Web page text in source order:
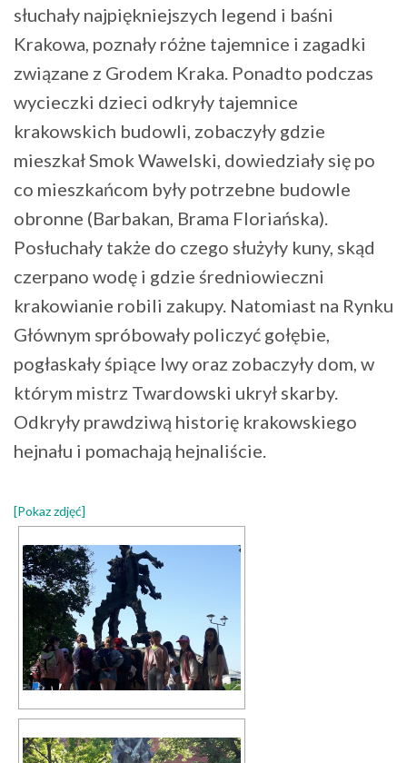
słuchały najpiękniejszych legend i baśni
Krakowa, poznały różne tajemnice i zagadki
związane z Grodem Kraka. Ponadto podczas
wycieczki dzieci odkryły tajemnice
krakowskich budowli, zobaczyły gdzie
mieszkał Smok Wawelski, dowiedziały się po
co mieszkańcom były potrzebne budowle
obronne (Barbakan, Brama Floriańska).
Posłuchały także do czego służyły kuny, skąd
czerpano wodę i gdzie średniowieczni
krakowianie robili zakupy. Natomiast na Rynku
Głównym spróbowały policzyć gołębie,
pogłaskały śpiące lwy oraz zobaczyły dom, w
którym mistrz Twardowski ukrył skarby.
Odkryły prawdziwą historię krakowskiego
hejnału i pomachają hejnaliście.
[Pokaz zdjęć]